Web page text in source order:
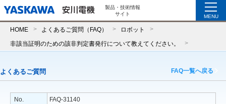
製品・技術情報
サイト
MENU
HOME よくあるご質問（FAQ） ロボット
非該当証明のための該非判定書発行について教えてください。
よくあるご質問 FAQ一覧へ戻る
No.
FAQ-31140